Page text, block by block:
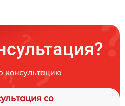
консультацию
со